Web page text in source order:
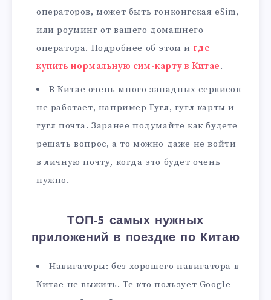
операторов, может быть гонконгская eSim,
или роуминг от вашего домашнего
оператора. Подробнее об этом и где
купить нормальную сим-карту в Китае.
В Китае очень много западных сервисов
не работает, например Гугл, гугл карты и
гугл почта. Заранее подумайте как будете
решать вопрос, а то можно даже не войти
в личную почту, когда это будет очень
нужно.
ТОП-5 самых нужных
приложений в поездке по Китаю
Навигаторы: без хорошего навигатора в
Китае не выжить. Те кто пользует Google